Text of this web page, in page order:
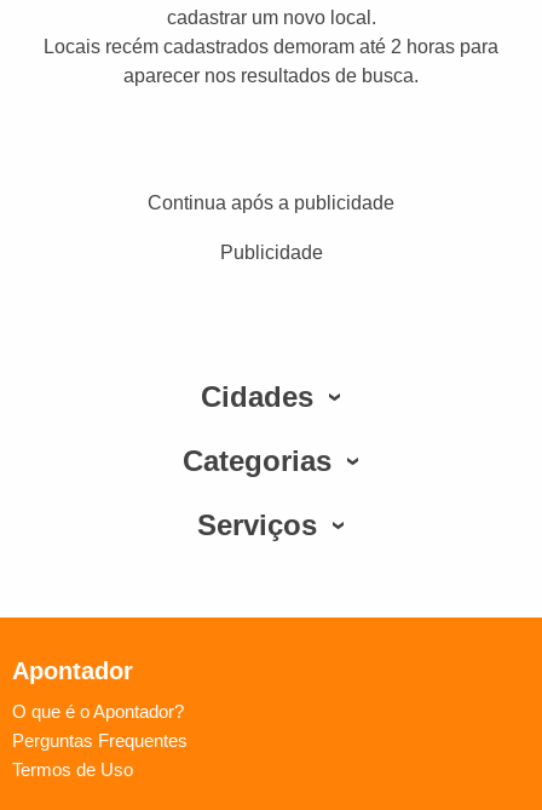
cadastrar um novo local.
Locais recém cadastrados demoram até 2 horas para
aparecer nos resultados de busca.
Continua após a publicidade
Publicidade
Cidades
Categorias
Serviços
Apontador
O que é o Apontador?
Perguntas Frequentes
Termos de Uso